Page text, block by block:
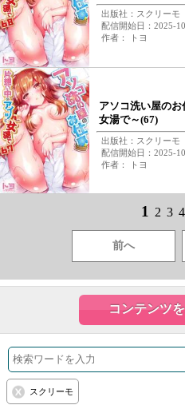
出版社：スクリーモ
配信開始日：2025-
作者： トヨ
アソコ洗い屋の
女湯で～(67)
出版社：スクリーモ
配信開始日：2025-
作者： トヨ
1 2 3 4
前へ
コンテンツ
スクリーモ